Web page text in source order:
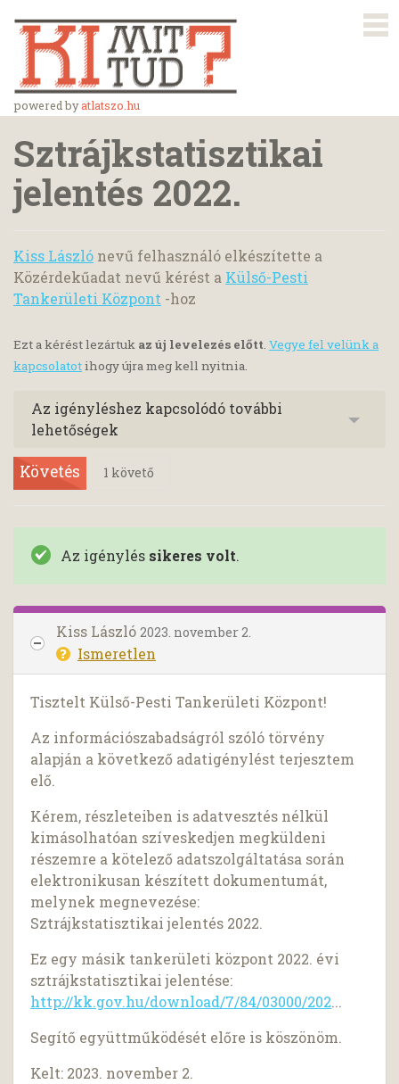
powered byatlatszo.hu
Sztrájkstatisztikai
jelentés 2022.
Kiss László nevű felhasználó elkészítette a
Közérdekűadat nevű kérést a Külső-Pesti
Tankerületi Központ -hoz
Ezt a kérést lezártuk az új levelezés előtt. Vegye fel velünk a
kapcsolatotihogy újra meg kell nyitnia.
Az igényléshez kapcsolódó további
lehetőségek
Követés 1 követő
Az igénylés sikeres volt.
Kiss László 2023. november 2.
Ismeretlen
Tisztelt Külső-Pesti Tankerületi Központ!
Az információszabadságról szóló törvény
alapján a következő adatigénylést terjesztem
elő.
Kérem, részleteiben is adatvesztés nélkül
kimásolhatóan szíveskedjen megküldeni
részemre a kötelező adatszolgáltatása során
elektronikusan készített dokumentumát,
melynek megnevezése:
Sztrájkstatisztikai jelentés 2022.
Ez egy másik tankerületi központ 2022. évi
sztrájkstatisztikai jelentése:
http://kk.gov.hu/download/7/84/03000/202...
Segítő együttműködését előre is köszönöm.
Kelt: 2023. november 2.